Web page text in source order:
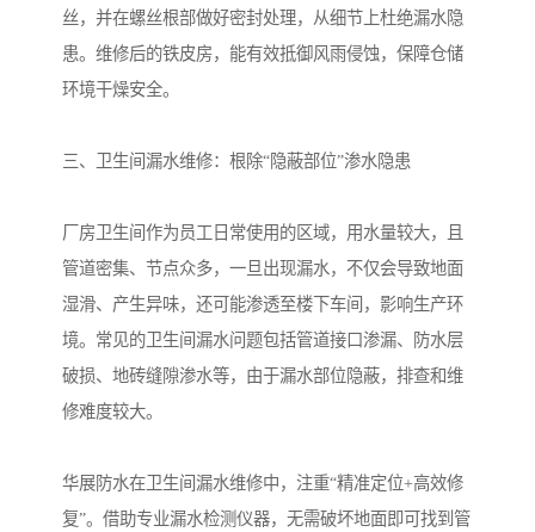
丝，并在螺丝根部做好密封处理，从细节上杜绝漏水隐
患。维修后的铁皮房，能有效抵御风雨侵蚀，保障仓储
环境干燥安全。
三、卫生间漏水维修：根除“隐蔽部位”渗水隐患
厂房卫生间作为员工日常使用的区域，用水量较大，且
管道密集、节点众多，一旦出现漏水，不仅会导致地面
湿滑、产生异味，还可能渗透至楼下车间，影响生产环
境。常见的卫生间漏水问题包括管道接口渗漏、防水层
破损、地砖缝隙渗水等，由于漏水部位隐蔽，排查和维
修难度较大。
华展防水在卫生间漏水维修中，注重“精准定位+高效修
复”。借助专业漏水检测仪器，无需破坏地面即可找到管